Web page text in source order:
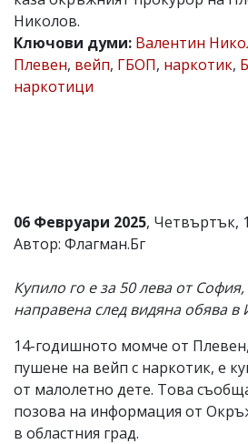
Коментарите
под
статиите
се
въвеждат
за
тях!
Ако
обиден
за
вас
моля
сигнализирайте
ни!
Николов.
Ключови думи: Валентин
Плевен, вейп, ГБОП, наркотик,
наркотици
06 Февруари 2025, Четвъртък,
Автор: Флагман.Бг
Купило го е за 50 лева от
направена след видяна обява в
14-годишното момче от
пушене на вейп с наркотик, е
от малолетно дете. Това
позова на информация от
в областния град.